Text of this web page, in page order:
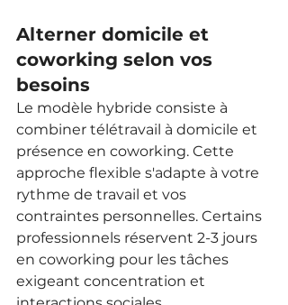
Alterner domicile et
coworking selon vos
besoins
Le modèle hybride consiste à
combiner télétravail à domicile et
présence en coworking. Cette
approche flexible s'adapte à votre
rythme de travail et vos
contraintes personnelles. Certains
professionnels réservent 2-3 jours
en coworking pour les tâches
exigeant concentration et